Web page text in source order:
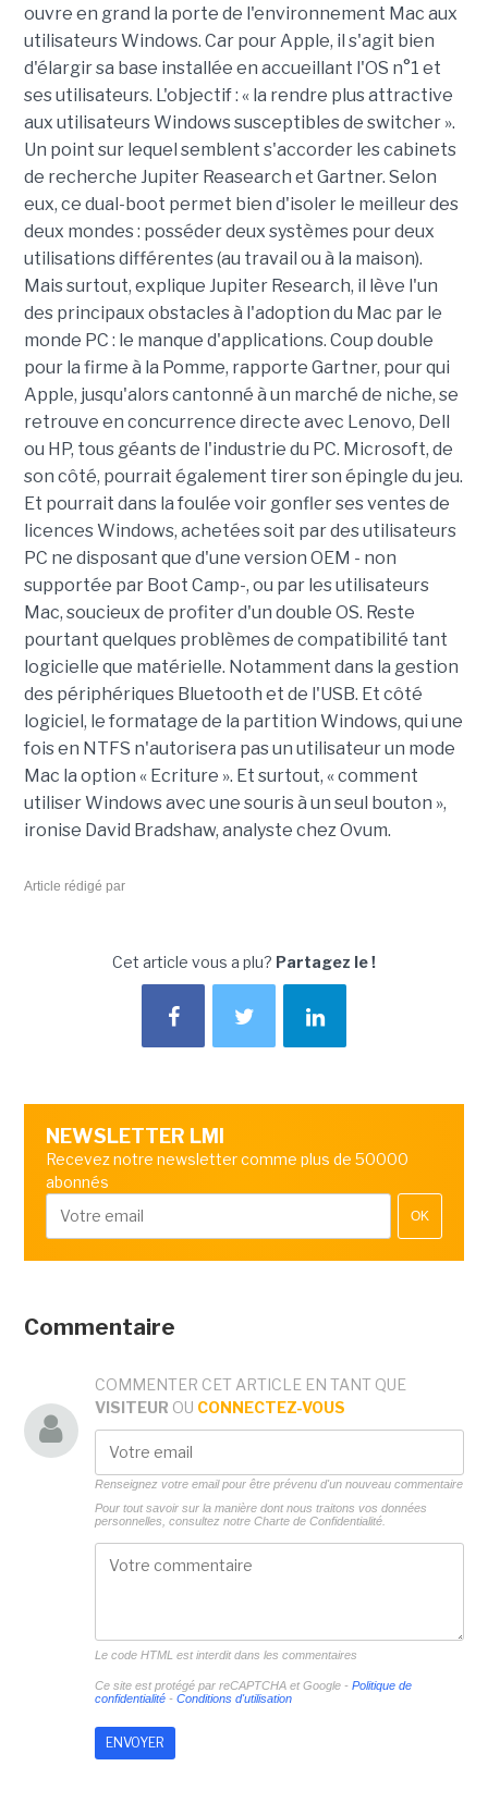
ouvre en grand la porte de l'environnement Mac aux
utilisateurs Windows. Car pour Apple, il s'agit bien
d'élargir sa base installée en accueillant l'OS n°1 et
ses utilisateurs. L'objectif : « la rendre plus attractive
aux utilisateurs Windows susceptibles de switcher ».
Un point sur lequel semblent s'accorder les cabinets
de recherche Jupiter Reasearch et Gartner. Selon
eux, ce dual-boot permet bien d'isoler le meilleur des
deux mondes : posséder deux systèmes pour deux
utilisations différentes (au travail ou à la maison).
Mais surtout, explique Jupiter Research, il lève l'un
des principaux obstacles à l'adoption du Mac par le
monde PC : le manque d'applications. Coup double
pour la firme à la Pomme, rapporte Gartner, pour qui
Apple, jusqu'alors cantonné à un marché de niche, se
retrouve en concurrence directe avec Lenovo, Dell
ou HP, tous géants de l'industrie du PC. Microsoft, de
son côté, pourrait également tirer son épingle du jeu.
Et pourrait dans la foulée voir gonfler ses ventes de
licences Windows, achetées soit par des utilisateurs
PC ne disposant que d'une version OEM - non
supportée par Boot Camp-, ou par les utilisateurs
Mac, soucieux de profiter d'un double OS. Reste
pourtant quelques problèmes de compatibilité tant
logicielle que matérielle. Notamment dans la gestion
des périphériques Bluetooth et de l'USB. Et côté
logiciel, le formatage de la partition Windows, qui une
fois en NTFS n'autorisera pas un utilisateur un mode
Mac la option « Ecriture ». Et surtout, « comment
utiliser Windows avec une souris à un seul bouton »,
ironise David Bradshaw, analyste chez Ovum.
Article rédigé par
Cet article vous a plu? Partagez le !
NEWSLETTER LMI
Recevez notre newsletter comme plus de 50000
abonnés
OK
Commentaire
COMMENTER CET ARTICLE EN TANT QUE
VISITEUR OU CONNECTEZ-VOUS
Renseignez votre email pour être prévenu d'un nouveau commentaire
Pour tout savoir sur la manière dont nous traitons vos données
personnelles, consultez notre Charte de Confidentialité.
Le code HTML est interdit dans les commentaires
Ce site est protégé par reCAPTCHA et Google - Politique de
confidentialité- Conditions d'utilisation